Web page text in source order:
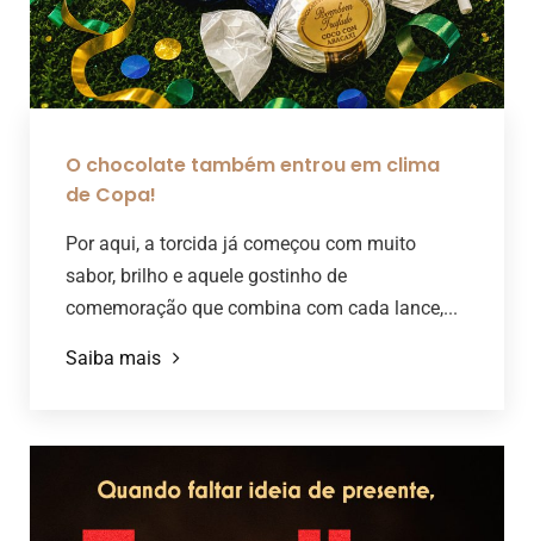
O chocolate também entrou em clima
de Copa!
Por aqui, a torcida já começou com muito
sabor, brilho e aquele gostinho de
comemoração que combina com cada lance,...
Saiba mais